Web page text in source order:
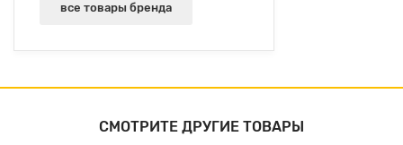
все товары бренда
СМОТРИТЕ ДРУГИЕ ТОВАРЫ